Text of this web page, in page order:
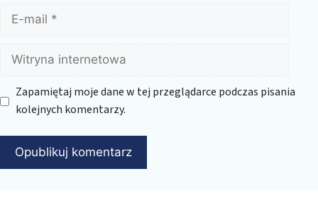
mail
Witryna
internetowa
Zapamiętaj moje dane w tej przeglądarce podczas pisania
kolejnych komentarzy.